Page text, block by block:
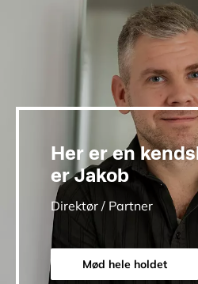
Her er en
er Jakob
Direktør / Partner
Mød hele holdet